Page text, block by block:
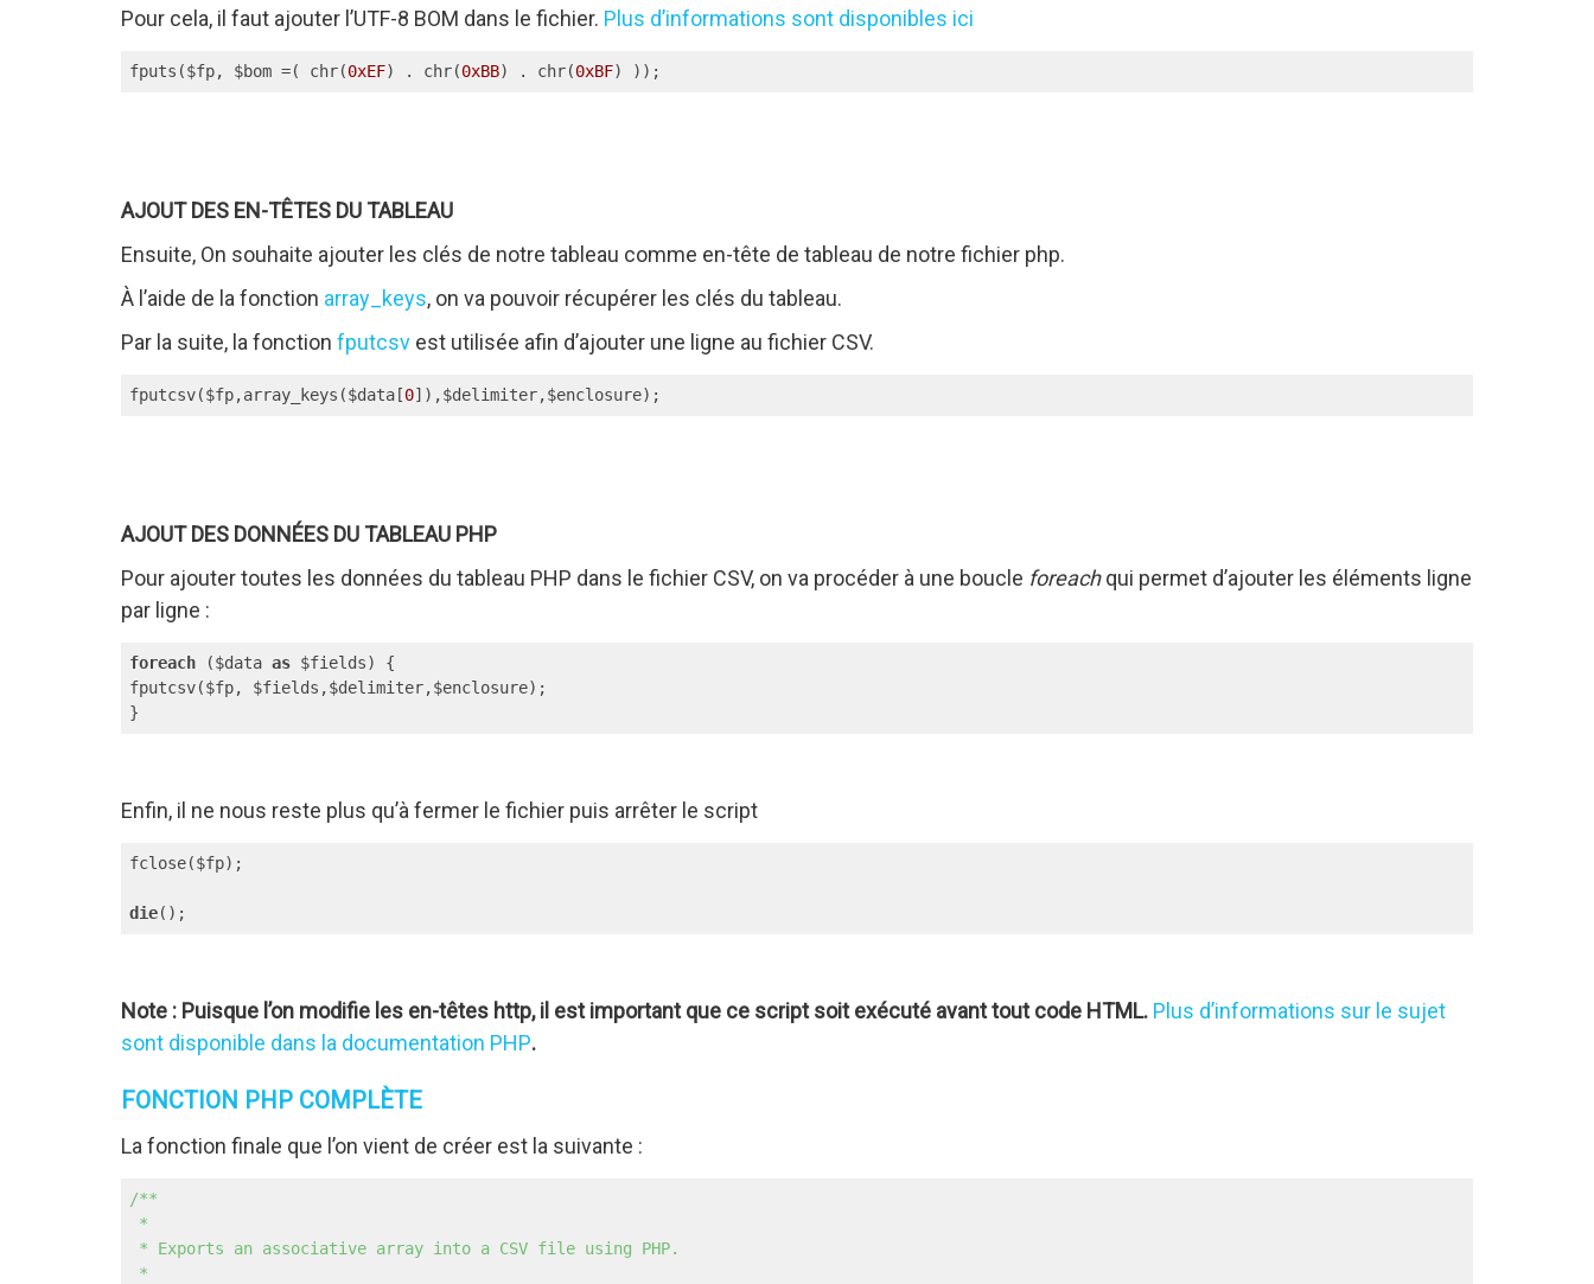
Pour cela, il faut ajouter l’UTF-8 BOM dans le fichier. Plus d’informations sont disponibles ici
fputs($fp, $bom =( chr(0xEF) . chr(0xBB) . chr(0xBF) ));
AJOUT DES EN-TÊTES DU TABLEAU
Ensuite, On souhaite ajouter les clés de notre tableau comme en-tête de tableau de notre fichier php.
À l’aide de la fonction array_keys, on va pouvoir récupérer les clés du tableau.
Par la suite, la fonction fputcsv est utilisée afin d’ajouter une ligne au fichier CSV.
fputcsv($fp,array_keys($data[0]),$delimiter,$enclosure);
AJOUT DES DONNÉES DU TABLEAU PHP
Pour ajouter toutes les données du tableau PHP dans le fichier CSV, on va procéder à une boucle foreachqui permet d’ajouter les éléments ligne
par ligne :
foreach ($data as $fields) {
fputcsv($fp, $fields,$delimiter,$enclosure);
}
Enfin, il ne nous reste plus qu’à fermer le fichier puis arrêter le script
fclose($fp);
die();
Note : Puisque l’on modifie les en-têtes http, il est important que ce script soit exécuté avant tout code HTML. Plus d’informations sur le sujet
sont disponible dans la documentation PHP.
FONCTION PHP COMPLÈTE
La fonction finale que l’on vient de créer est la suivante :
/**
*
* Exports an associative array into a CSV file using PHP.
*